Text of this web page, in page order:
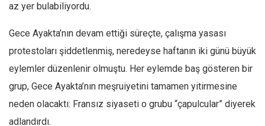
az yer bulabiliyordu.
Gece Ayakta’nın devam ettiği süreçte, çalışma yasası
protestoları şiddetlenmiş, neredeyse haftanın iki günü büyük
eylemler düzenlenir olmuştu. Her eylemde baş gösteren bir
grup, Gece Ayakta’nın meşruiyetini tamamen yitirmesine
neden olacaktı: Fransız siyaseti o grubu “çapulcular” diyerek
adlandırdı.